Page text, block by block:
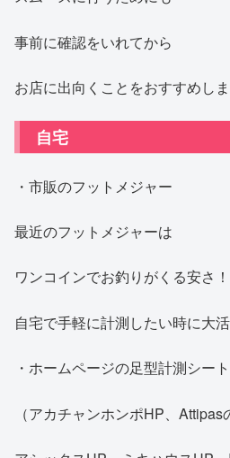
事前に確認をいれてから
お店に出向くことをおすすめし
自宅
・市販のフットメジャー
最近のフットメジャーは
ワンコインでお釣りがくる安さ！
自宅で手軽に計測したい時に大
・ホームページの足型計測シート
（アカチャンホンポHP、Attipas